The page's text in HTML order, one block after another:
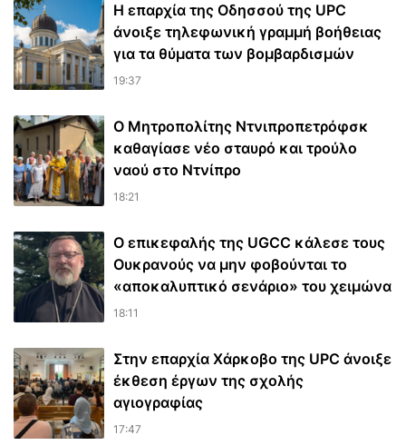
Η επαρχία της Οδησσού της UPC
άνοιξε τηλεφωνική γραμμή βοήθειας
για τα θύματα των βομβαρδισμών
19:37
Ο Μητροπολίτης Ντνιπροπετρόφσκ
καθαγίασε νέο σταυρό και τρούλο
ναού στο Ντνίπρο
18:21
Ο επικεφαλής της UGCC κάλεσε τους
Ουκρανούς να μην φοβούνται το
«αποκαλυπτικό σενάριο» του χειμώνα
18:11
Στην επαρχία Χάρκοβο της UPC άνοιξε
έκθεση έργων της σχολής
αγιογραφίας
17:47